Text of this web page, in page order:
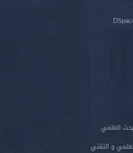
العلمي
و التقني